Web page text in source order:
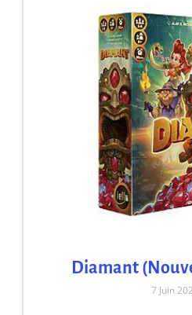
Diamant
7 Juin